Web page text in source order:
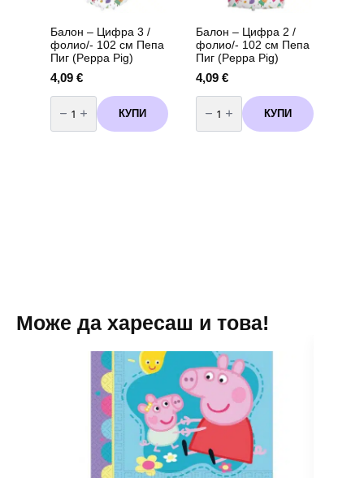
2
Балон – Цифра 3 /
фолио/- 102 см Пепа
Пиг (Peppa Pig)
4,09 €
количество
за
Балон
-
КУПИ
Балон – Цифра 2 /
фолио/- 102 см Пепа
Пиг (Peppa Pig)
4,09 €
количество
за
Балон
-
КУПИ
Може да харесаш и това!